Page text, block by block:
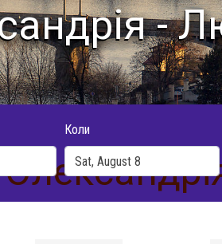
-
Коли